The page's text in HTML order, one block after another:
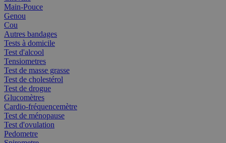
Main-Pouce
Genou
Cou
Autres bandages
Tests à domicile
Test d'alcool
Tensiometres
Test de masse grasse
Test de cholestérol
Test de drogue
Glucomètres
Cardio-fréquencemètre
Test de ménopause
Test d'ovulation
Pedometre